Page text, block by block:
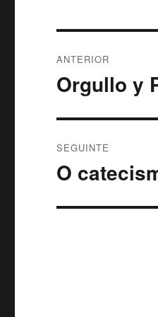
de
ANTERIOR
Artigo
anterior:
Orgullo y
SEGUINTE
Artigo
O